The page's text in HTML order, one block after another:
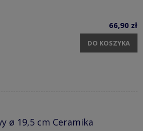
66,90 zł
DO KOSZYKA
ø 19,5 cm Ceramika